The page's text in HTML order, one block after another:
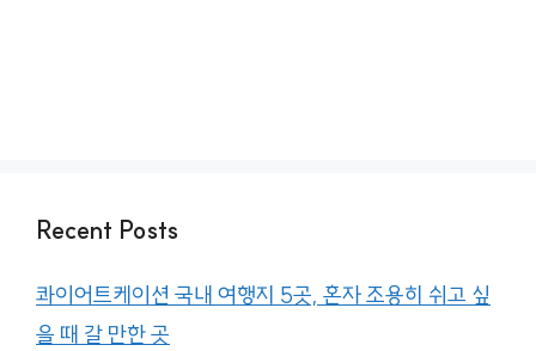
Recent Posts
콰이어트케이션 국내 여행지 5곳, 혼자 조용히 쉬고 싶
을 때 갈 만한 곳